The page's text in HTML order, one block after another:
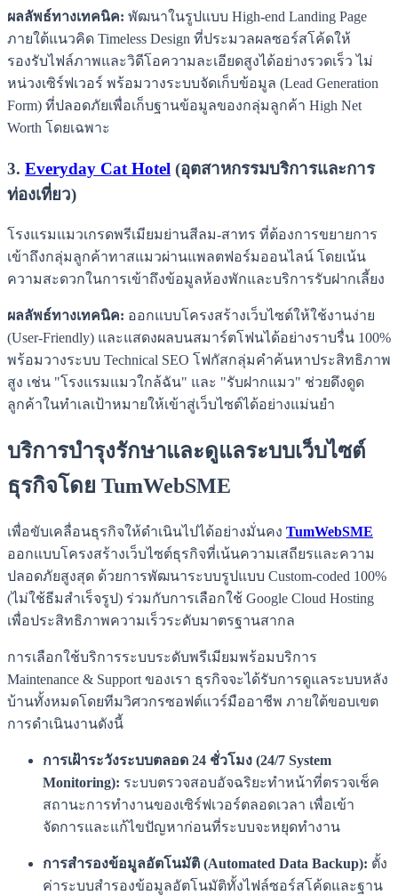
ผลลัพธ์ทางเทคนิค: พัฒนาในรูปแบบ High-end Landing Page
ภายใต้แนวคิด Timeless Design ที่ประมวลผลซอร์สโค้ดให้
รองรับไฟล์ภาพและวิดีโอความละเอียดสูงได้อย่างรวดเร็ว ไม่
หน่วงเซิร์ฟเวอร์ พร้อมวางระบบจัดเก็บข้อมูล (Lead Generation
Form) ที่ปลอดภัยเพื่อเก็บฐานข้อมูลของกลุ่มลูกค้า High Net
Worth โดยเฉพาะ
3. Everyday Cat Hotel (อุตสาหกรรมบริการและการ
ท่องเที่ยว)
โรงแรมแมวเกรดพรีเมียมย่านสีลม-สาทร ที่ต้องการขยายการ
เข้าถึงกลุ่มลูกค้าทาสแมวผ่านแพลตฟอร์มออนไลน์ โดยเน้น
ความสะดวกในการเข้าถึงข้อมูลห้องพักและบริการรับฝากเลี้ยง
ผลลัพธ์ทางเทคนิค: ออกแบบโครงสร้างเว็บไซต์ให้ใช้งานง่าย
(User-Friendly) และแสดงผลบนสมาร์ตโฟนได้อย่างราบรื่น 100%
พร้อมวางระบบ Technical SEO โฟกัสกลุ่มคำค้นหาประสิทธิภาพ
สูง เช่น "โรงแรมแมวใกล้ฉัน" และ "รับฝากแมว" ช่วยดึงดูด
ลูกค้าในทำเลเป้าหมายให้เข้าสู่เว็บไซต์ได้อย่างแม่นยำ
บริการบำรุงรักษาและดูแลระบบเว็บไซต์
ธุรกิจโดย TumWebSME
เพื่อขับเคลื่อนธุรกิจให้ดำเนินไปได้อย่างมั่นคง TumWebSME
ออกแบบโครงสร้างเว็บไซต์ธุรกิจที่เน้นความเสถียรและความ
ปลอดภัยสูงสุด ด้วยการพัฒนาระบบรูปแบบ Custom-coded 100%
(ไม่ใช้ธีมสำเร็จรูป) ร่วมกับการเลือกใช้ Google Cloud Hosting
เพื่อประสิทธิภาพความเร็วระดับมาตรฐานสากล
การเลือกใช้บริการระบบระดับพรีเมียมพร้อมบริการ
Maintenance & Support ของเรา ธุรกิจจะได้รับการดูแลระบบหลัง
บ้านทั้งหมดโดยทีมวิศวกรซอฟต์แวร์มืออาชีพ ภายใต้ขอบเขต
การดำเนินงานดังนี้
การเฝ้าระวังระบบตลอด 24 ชั่วโมง (24/7 System
Monitoring): ระบบตรวจสอบอัจฉริยะทำหน้าที่ตรวจเช็ค
สถานะการทำงานของเซิร์ฟเวอร์ตลอดเวลา เพื่อเข้า
จัดการและแก้ไขปัญหาก่อนที่ระบบจะหยุดทำงาน
การสำรองข้อมูลอัตโนมัติ (Automated Data Backup): ตั้ง
ค่าระบบสำรองข้อมูลอัตโนมัติทั้งไฟล์ซอร์สโค้ดและฐาน